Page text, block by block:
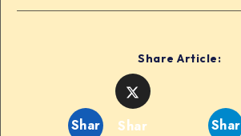
Share Article:
Shar
Shar
Shar